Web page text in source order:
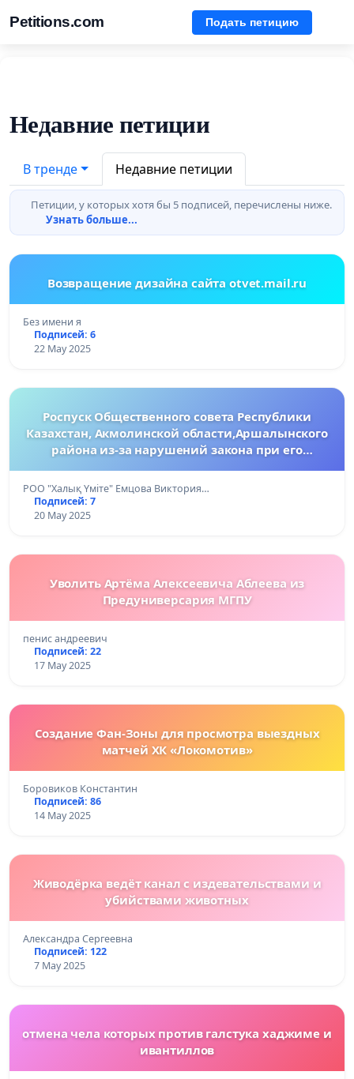
Petitions.com Подать петицию
Недавние петиции
В тренде Недавние петиции
Петиции, у которых хотя бы 5 подписей, перечислены ниже.
Узнать больше...
Возвращение дизайна сайта otvet.mail.ru
Без имени я
Подписей: 6
22 May 2025
Роспуск Общественного совета Республики
Казахстан, Акмолинской области,Аршалынского
района из-за нарушений закона при его
и утраты доверия
РОО "Халық Үміте" Емцова Виктория…
Подписей: 7
20 May 2025
Уволить Артёма Алексеевича Аблеева из
Предуниверсария МГПУ
пенис андреевич
Подписей: 22
17 May 2025
Создание Фан-Зоны для просмотра выездных
матчей ХК «Локомотив»
Боровиков Константин
Подписей: 86
14 May 2025
Живодёрка ведёт канал с издевательствами и
убийствами животных
Александра Сергеевна
Подписей: 122
7 May 2025
отмена чела которых против галстука хаджиме и
ивантиллов